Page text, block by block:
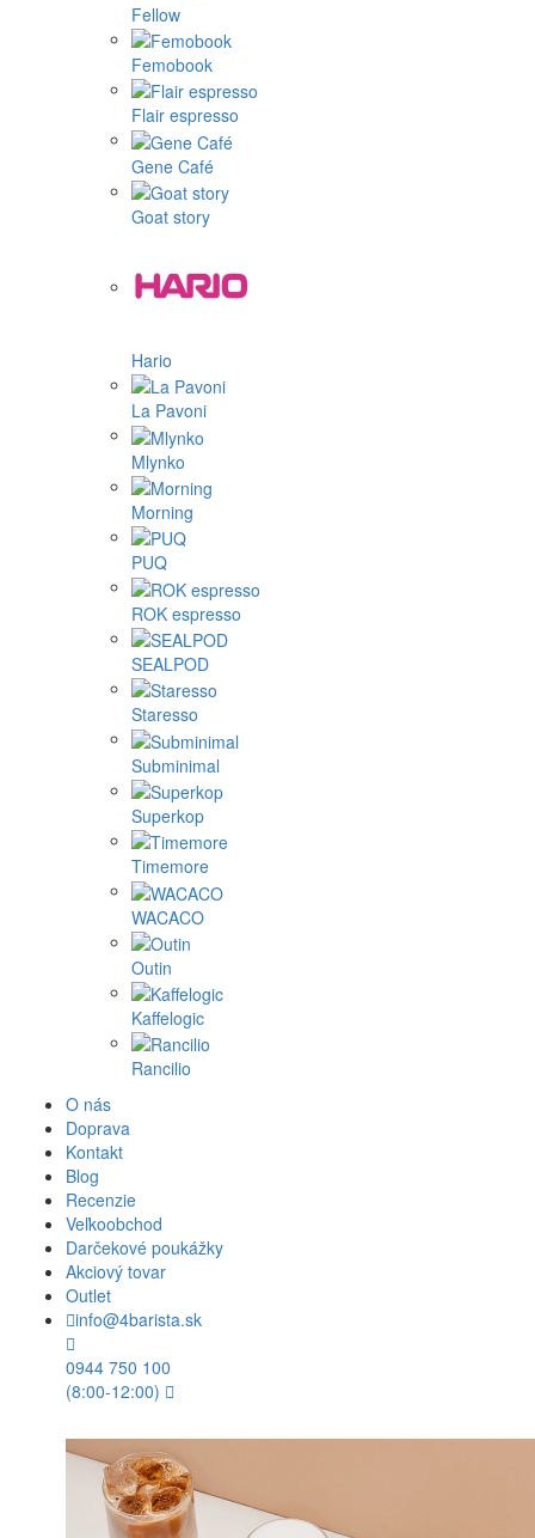
Fellow
Femobook
Flair espresso
Gene Café
Goat story
Hario
La Pavoni
Mlynko
Morning
PUQ
ROK espresso
SEALPOD
Staresso
Subminimal
Superkop
Timemore
WACACO
Outin
Kaffelogic
Rancilio
O nás
Doprava
Kontakt
Blog
Recenzie
Veľkoobchod
Darčekové poukážky
Akciový tovar
Outlet
info@4barista.sk
0944 750 100
(8:00-12:00)